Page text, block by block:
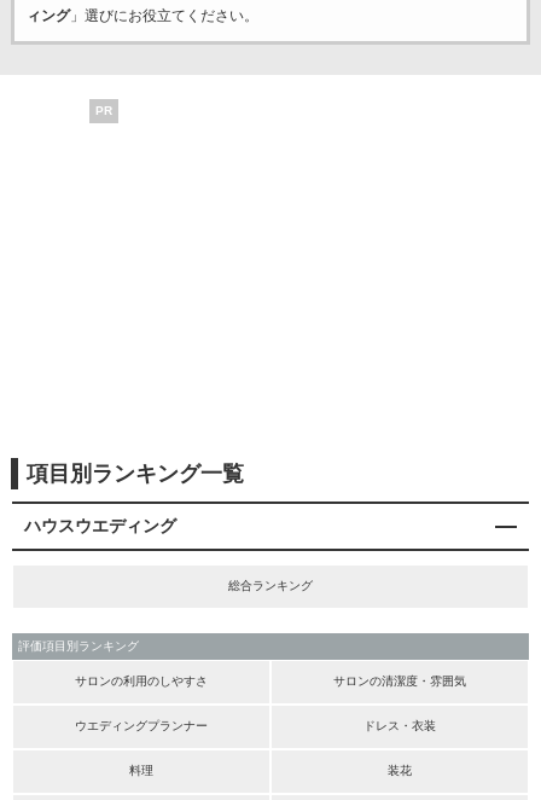
ィング」選びにお役立てください。
PR
項目別ランキング一覧
ハウスウエディング
総合ランキング
評価項目別ランキング
サロンの利用のしやすさ サロンの清潔度・雰囲気
ウエディングプランナー ドレス・衣装
料理 装花